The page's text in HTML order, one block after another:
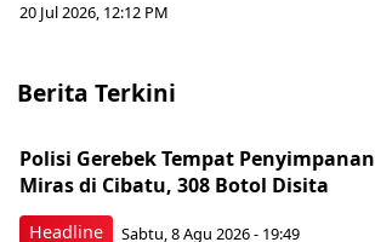
20 Jul 2026, 12:12 PM
Berita Terkini
Headline
Polisi Gerebek Tempat Penyimpanan
Miras di Cibatu, 308 Botol Disita
Sabtu, 8 Agu 2026 - 19:49